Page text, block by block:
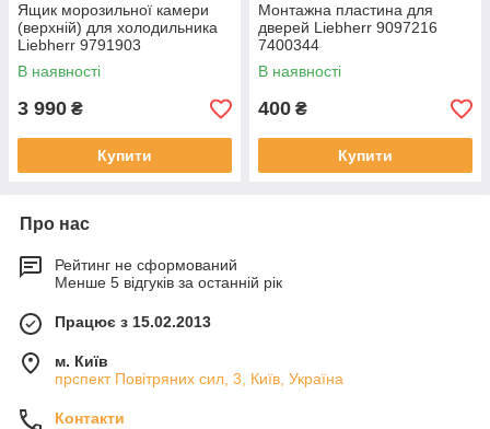
Ящик морозильної камери
(верхній) для холодильника
Liebherr 9791903
В наявності
3 990 ₴
Купити
Монтажна пластина для
дверей Liebherr 9097216
7400344
В наявності
400 ₴
Купити
Про нас
Рейтинг не сформований
Менше 5 відгуків за останній рік
Працює з 15.02.2013
м. Київ
прспект Повітряних сил, 3, Київ, Україна
Контакти